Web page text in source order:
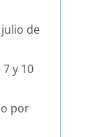
de
y 10
por